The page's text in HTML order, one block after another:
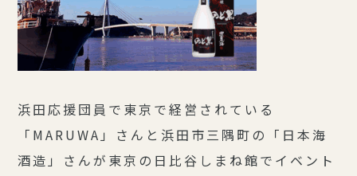
浜田応援団員で東京で経営されている
「MARUWA」さんと浜田市三隅町の「日本海
酒造」さんが東京の日比谷しまね館でイベント